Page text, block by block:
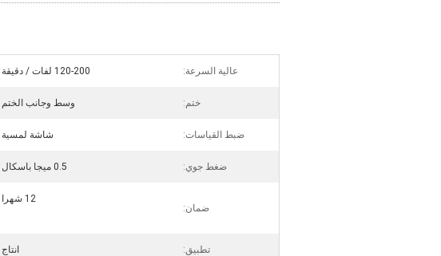
عالية السرعة: 120-200 لفات / دقيقة
ختم: وسط وجانب الختم
ضبط القياسات: شاشة لمسية
ضغط جوي: 0.5 ميجا باسكال
ضمان:
12 شهرا
تطبيق: انتاج